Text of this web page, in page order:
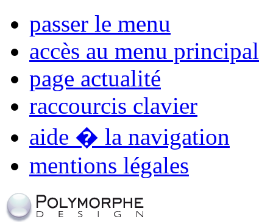
passer le menu
accès au menu principal
page actualité
raccourcis clavier
aide � la navigation
mentions légales